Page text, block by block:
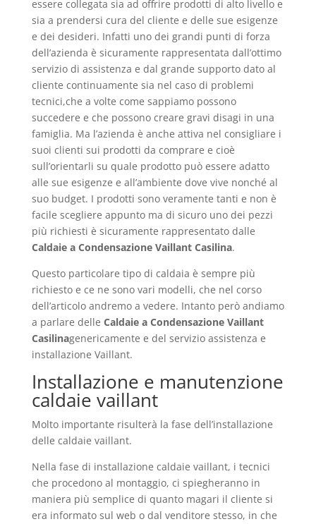
essere collegata sia ad offrire prodotti di alto livello e
sia a prendersi cura del cliente e delle sue esigenze
e dei desideri. Infatti uno dei grandi punti di forza
dell’azienda è sicuramente rappresentata dall’ottimo
servizio di assistenza e dal grande supporto dato al
cliente continuamente sia nel caso di problemi
tecnici,che a volte come sappiamo possono
succedere e che possono creare gravi disagi in una
famiglia. Ma l’azienda è anche attiva nel consigliare i
suoi clienti sui prodotti da comprare e cioè
sull’orientarli su quale prodotto può essere adatto
alle sue esigenze e all’ambiente dove vive nonché al
suo budget. I prodotti sono veramente tanti e non è
facile scegliere appunto ma di sicuro uno dei pezzi
più richiesti è sicuramente rappresentato dalle
Caldaie a Condensazione Vaillant Casilina.
Questo particolare tipo di caldaia è sempre più
richiesto e ce ne sono vari modelli, che nel corso
dell’articolo andremo a vedere. Intanto però andiamo
a parlare delle Caldaie a Condensazione Vaillant
Casilinagenericamente e del servizio assistenza e
installazione Vaillant.
Installazione e manutenzione
caldaie vaillant
Molto importante risulterà la fase dell’installazione
delle caldaie vaillant.
Nella fase di installazione caldaie vaillant, i tecnici
che procedono al montaggio, ci spiegheranno in
maniera più semplice di quanto magari il cliente si
era informato sul web o dal venditore stesso, in che